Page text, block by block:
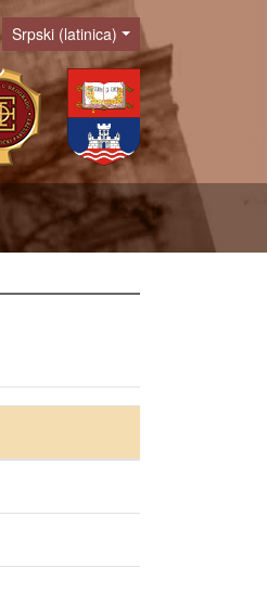
Language
Srpski (latinica)